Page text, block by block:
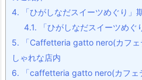
4. 「ひがしなだスイーツめぐり」
4.1. 「ひがしなだスイーツめぐ
5. 「Caffetteria gatto nero(カフ
しゃれな店内
6. 「caffetteria gatto nero(カフェ